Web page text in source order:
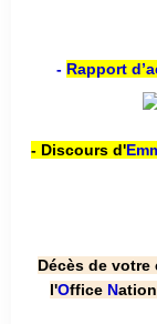
- Rapport
- Discours d'
Décès de
l'Office N